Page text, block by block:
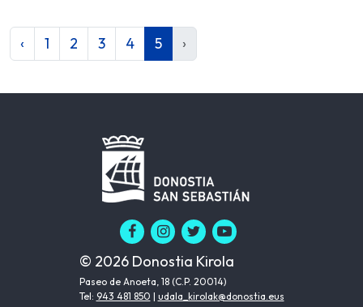
‹ 1 2 3 4 5 ›
© 2026 Donostia Kirola
Paseo de Anoeta, 18 (C.P. 20014)
Tel: 943 481 850 | udala_kirolak@donostia.eus